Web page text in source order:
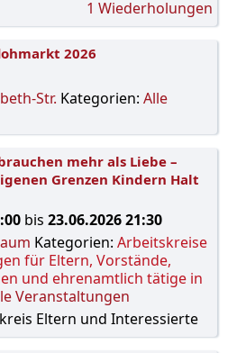
1 Wiederholungen
2026
Str. Kategorien: Alle
mehr als Liebe –
Grenzen Kindern Halt
bis 23.06.2026 21:30
Kategorien: Arbeitskreise
für Eltern, Vorstände,
und ehrenamtlich tätige in
Veranstaltungen
Eltern und Interessierte